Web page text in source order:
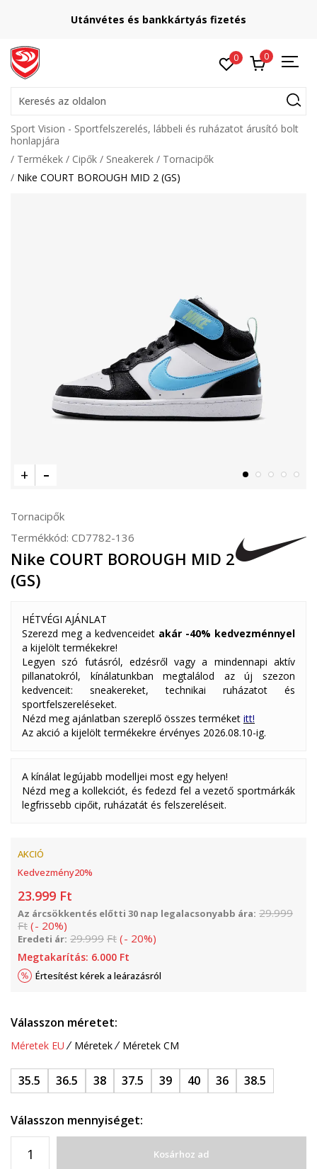
és bankkártyás fizetés
0 0
Keresés az oldalon
Sport Vision - Sportfelszerelés, lábbeli és ruházatot árusító bolt
honlapjára
Termékek
Cipők Sneakerek
Tornacipők
Nike COURT BOROUGH MID 2 (GS)
Tornacipők
Termékkód: CD7782-136
Nike COURT BOROUGH MID 2
(GS)
HÉTVÉGI AJÁNLAT
Szerezd meg a kedvenceidet akár -40% kedvezménnyel
a kijelölt termékekre!
Legyen szó futásról, edzésről vagy a mindennapi aktív
pillanatokról, kínálatunkban megtalálod az új szezon
kedvenceit: sneakereket, technikai ruházatot és
sportfelszereléseket.
Nézd meg ajánlatban szereplő összes terméket itt!
Az akció a kijelölt termékekre érvényes 2026.08.10-ig.
A kínálat legújabb modelljei most egy helyen!
Nézd meg a kollekciót, és fedezd fel a vezető sportmárkák
legfrissebb cipőit, ruházatát és felszereléseit.
AKCIÓ
Kedvezmény20%
23.999 Ft
Az árcsökkentés előtti 30 nap legalacsonyabb ára: 29.999
Ft (- 20%)
Eredeti ár: 29.999 Ft (- 20%)
Megtakarítás: 6.000 Ft
Értesítést kérek a leárazásról
Válasszon méretet:
Méretek EU Méretek Méretek CM
35.5 36.5 38 37.5 39 40 36 38.5
Válasszon mennyiséget:
Kosárhoz ad